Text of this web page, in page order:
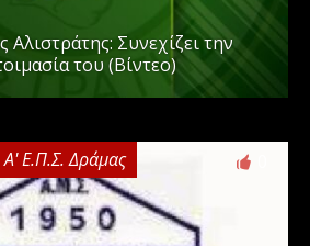
Συνεχίζει την
του (Βίντεο)
Α' Ε.Π.Σ. Δράμας